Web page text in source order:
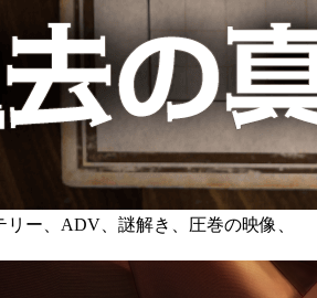
ー、ADV、謎解き、圧巻の映像、